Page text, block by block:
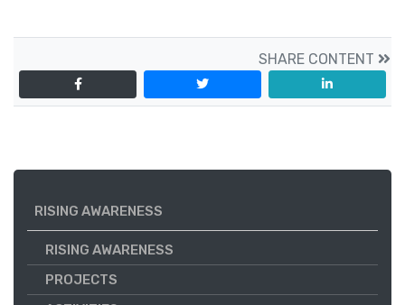
SHARE CONTENT
RISING AWARENESS
RISING AWARENESS
PROJECTS